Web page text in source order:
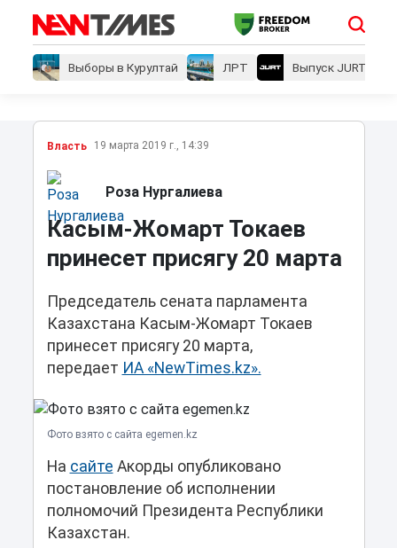
Выборы в Курултай ЛРТ Выпуск JURT
Власть 19 марта 2019 г., 14:39
Роза Нургалиева
Касым-Жомарт Токаев
принесет присягу 20 марта
Председатель сената парламента
Казахстана Касым-Жомарт Токаев
принесет присягу 20 марта,
передает ИА «NewTimes.kz».
Фото взято с сайта egemen.kz
На сайте Акорды опубликовано
постановление об исполнении
полномочий Президента Республики
Казахстан.